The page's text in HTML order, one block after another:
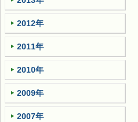
2012年
2011年
2010年
2009年
2007年